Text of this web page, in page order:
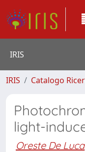
IRIS
IRIS Catalogo
light-
Oreste De Luca